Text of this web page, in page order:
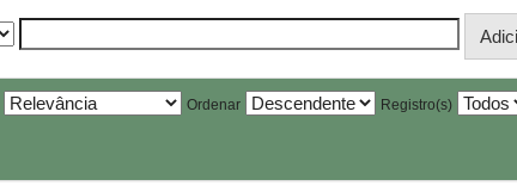
Ordenar Registro(s)